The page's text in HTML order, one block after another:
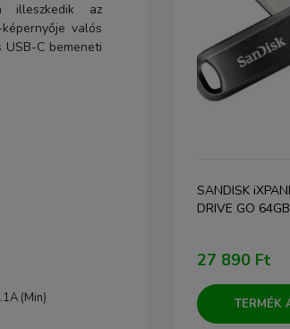
illeszkedik az
valós
C bemeneti
(Min)ADATLAP
SANDISK
DRIVE GO 64GB
27 890 Ft
TERMÉK